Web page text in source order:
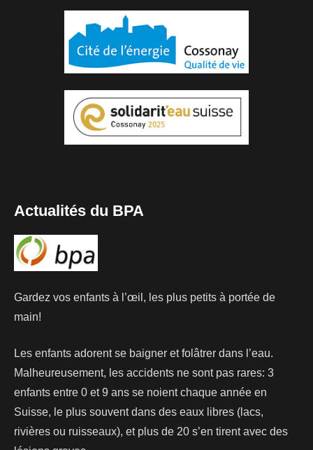
Actualités du BPA
Gardez vos enfants à l’œil, les plus petits à portée de
main!
Les enfants adorent se baigner et folâtrer dans l’eau.
Malheureusement, les accidents ne sont pas rares: 3
enfants entre 0 et 9 ans se noient chaque année en
Suisse, le plus souvent dans des eaux libres (lacs,
rivières ou ruisseaux), et plus de 20 s’en tirent avec des